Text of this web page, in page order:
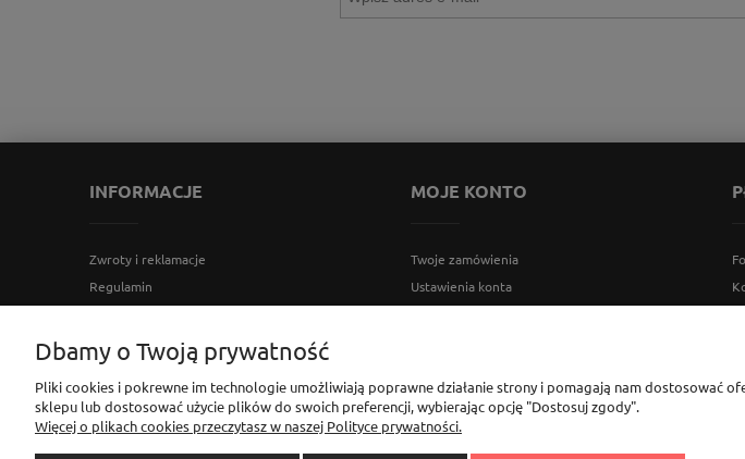
INFORMACJE
Zwroty i reklamacje
Regulamin
Ustawienia plików cookies
Bezpieczeństwo użytkowania produktów
MOJE KONTO
Twoje zamówienia
Ustawienia konta
Sklep Elementownia |Al. Niepodległości 76/78, 02-626 Warszawa, woj. mazowieckie | tel.
Dbamy o Twoją prywatność
Pliki cookies i pokrewne im technologie umożliwiają poprawne działanie strony i pomagają nam dostosować
sklepu lub dostosować użycie plików do swoich preferencji, wybierając opcję "Dostosuj zgody".
Więcej o plikach cookies przeczytasz w naszej Polityce prywatności.